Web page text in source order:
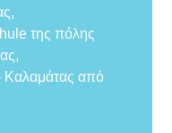
της πόλης
Καλαμάτας από